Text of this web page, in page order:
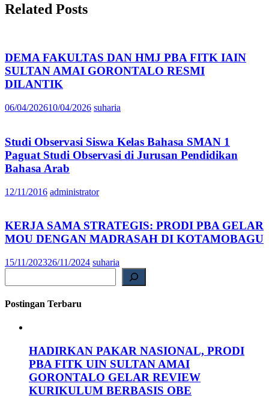
Related Posts
DEMA FAKULTAS DAN HMJ PBA FITK IAIN
SULTAN AMAI GORONTALO RESMI
DILANTIK
06/04/202610/04/2026 suharia
Studi Observasi Siswa Kelas Bahasa SMAN 1
Paguat Studi Observasi di Jurusan Pendidikan
Bahasa Arab
12/11/2016 administrator
KERJA SAMA STRATEGIS: PRODI PBA GELAR
MOU DENGAN MADRASAH DI KOTAMOBAGU
15/11/202326/11/2024 suharia
Postingan Terbaru
HADIRKAN PAKAR NASIONAL, PRODI
PBA FITK UIN SULTAN AMAI
GORONTALO GELAR REVIEW
KURIKULUM BERBASIS OBE